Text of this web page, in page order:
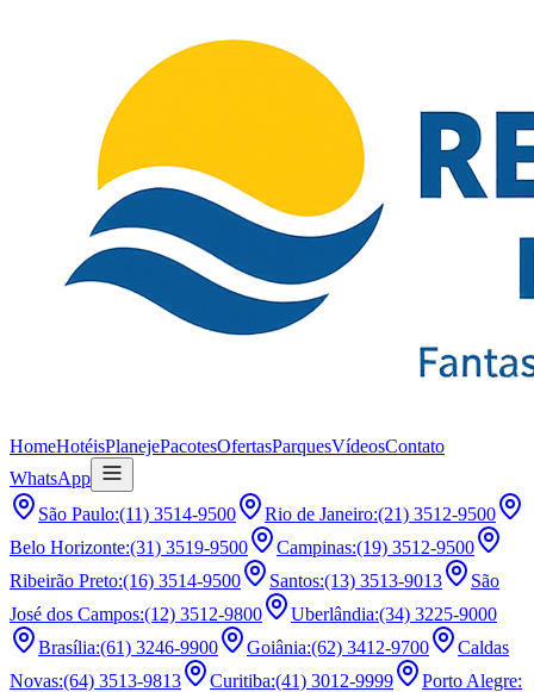
HomeHotéisPlanejePacotesOfertasParquesVídeosContato
WhatsApp
São Paulo:(11) 3514-9500 Rio de Janeiro:(21) 3512-9500
Belo Horizonte:(31) 3519-9500 Campinas:(19) 3512-9500
Ribeirão Preto:(16) 3514-9500 Santos:(13) 3513-9013
São
José dos Campos:(12) 3512-9800 Uberlândia:(34) 3225-9000
Brasília:(61) 3246-9900 Goiânia:(62) 3412-9700
Caldas
Novas:(64) 3513-9813 Curitiba:(41) 3012-9999 Porto Alegre: